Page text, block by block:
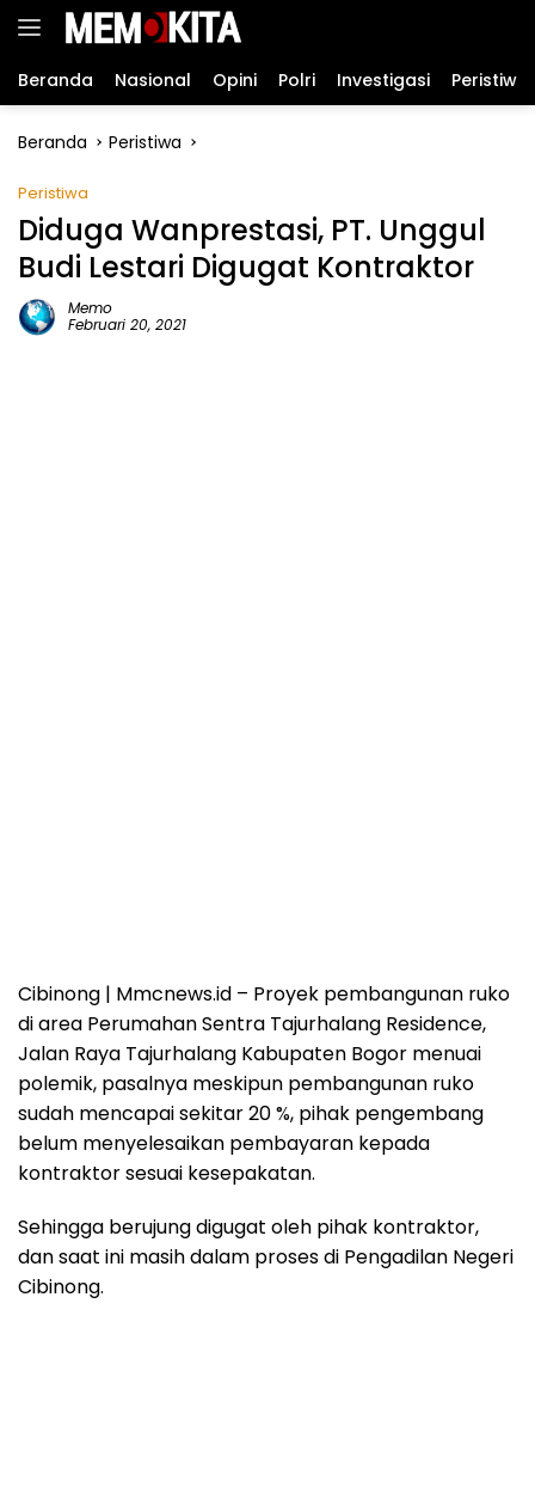
Langsung
Beranda Nasional Opini Polri Investigasi Peristiwa
Beranda Peristiwa
Peristiwa
Diduga Wanprestasi, PT. Unggul
Budi Lestari Digugat Kontraktor
Memo
Februari 20, 2021
Cibinong | Mmcnews.id – Proyek pembangunan ruko
di area Perumahan Sentra Tajurhalang Residence,
Jalan Raya Tajurhalang Kabupaten Bogor menuai
polemik, pasalnya meskipun pembangunan ruko
sudah mencapai sekitar 20 %, pihak pengembang
belum menyelesaikan pembayaran kepada
kontraktor sesuai kesepakatan.
Sehingga berujung digugat oleh pihak kontraktor,
dan saat ini masih dalam proses di Pengadilan Negeri
Cibinong.